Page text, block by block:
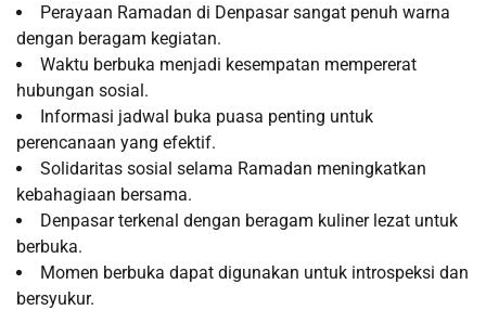
Perayaan Ramadan di Denpasar sangat penuh warna
dengan beragam kegiatan.
Waktu berbuka menjadi kesempatan mempererat
hubungan sosial.
Informasi jadwal buka puasa penting untuk
perencanaan yang efektif.
Solidaritas sosial selama Ramadan meningkatkan
kebahagiaan bersama.
Denpasar terkenal dengan beragam kuliner lezat untuk
berbuka.
Momen berbuka dapat digunakan untuk introspeksi dan
bersyukur.